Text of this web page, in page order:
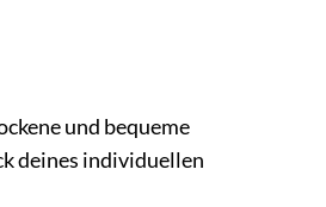
und bequeme
deines individuellen